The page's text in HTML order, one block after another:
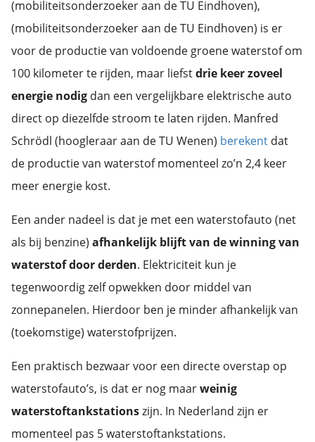
(mobiliteitsonderzoeker aan de TU Eindhoven),
(mobiliteitsonderzoeker aan de TU Eindhoven) is er
voor de productie van voldoende groene waterstof om
100 kilometer te rijden, maar liefstdrie keer zoveel
energie nodig dan een vergelijkbare elektrische auto
direct op diezelfde stroom te laten rijden. Manfred
Schrödl (hoogleraar aan de TU Wenen) berekent dat
de productie van waterstof momenteel zo’n 2,4 keer
meer energie kost.
Een ander nadeel is dat je met een waterstofauto (net
als bij benzine) afhankelijk blijft van de winning van
waterstof door derden. Elektriciteit kun je
tegenwoordig zelf opwekken door middel van
zonnepanelen. Hierdoor ben je minder afhankelijk van
(toekomstige) waterstofprijzen.
Een praktisch bezwaar voor een directe overstap op
waterstofauto’s, is dat er nog maarweinig
waterstoftankstationszijn. In Nederland zijn er
momenteel pas 5 waterstoftankstations.